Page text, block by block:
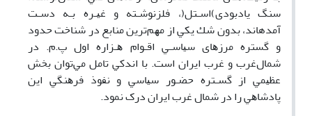
ﺳﻨﮓ ﻳﺎدﺑﻮدی)اﺳـﺘﻞ(، ﻓﻠﺰﻧﻮﺷـﺘﻪ و ﻏﻴـﺮه ﺑـﻪ دﺳـﺖ
آﻣﺪهاﻧﺪ، ﺑﺪون ﺷﻚ ﻳﻜﻲ از ﻣﻬﻢﺗﺮﻳﻦ ﻣﻨﺎﺑﻊ در ﺷﻨﺎﺧﺖ ﺣﺪود
و ﮔﺴﺘﺮه ﻣﺮزﻫﺎی ﺳﻴﺎﺳـﻲ اﻗـﻮام ﻫـﺰاره اول پ.م. در
ﺷﻤﺎلﻏﺮب و ﻏﺮب اﻳﺮان اﺳﺖ. ﺑﺎ اﻧﺪﻛﻲ ﺗﺎﻣﻞ ﻣﻲﺗﻮان ﺑﺨﺶ
ﻋﻈﻴﻤﻲ از ﮔﺴـﺘﺮه ﺣﻀـﻮر ﺳﻴﺎﺳﻲ و ﻧﻔﻮذ ﻓﺮﻫﻨﮕﻲ اﻳﻦ
ﭘﺎدﺷﺎﻫﻲ را در ﺷﻤﺎل ﻏﺮب اﻳﺮان درک ﻧﻤﻮد.